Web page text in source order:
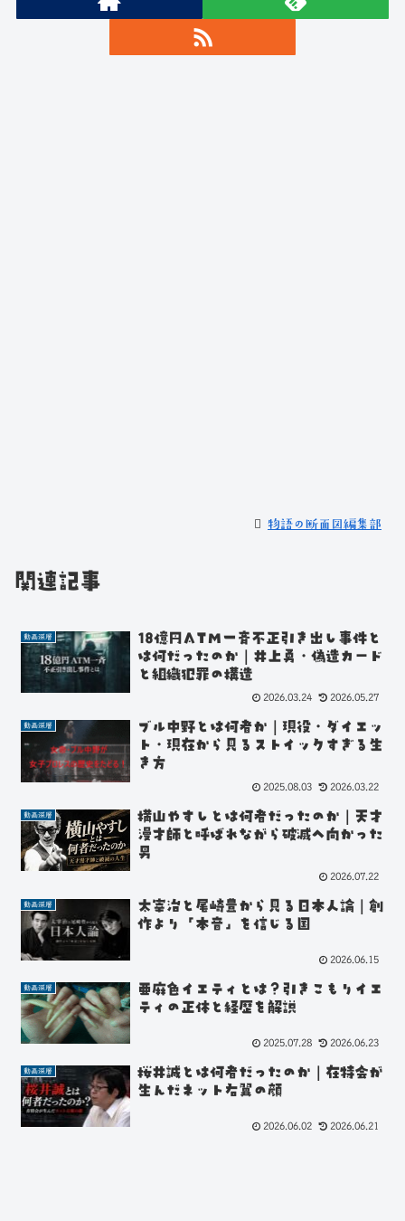
物語の断面図編集部
関連記事
動画深層
18億円ATM一斉不正引き出し事件と
は何だったのか｜井上勇・偽造カード
と組織犯罪の構造
2026.03.24 2026.05.27
動画深層
ブル中野とは何者か｜現役・ダイエッ
ト・現在から見るストイックすぎる生
き方
2025.08.03 2026.03.22
動画深層
横山やすしとは何者だったのか｜天才
漫才師と呼ばれながら破滅へ向かった
男
2026.07.22
動画深層
太宰治と尾崎豊から見る日本人論｜創
作より「本音」を信じる国
2026.06.15
動画深層
亜麻色イエティとは？引きこもりイエ
ティの正体と経歴を解説
2025.07.28 2026.06.23
動画深層
桜井誠とは何者だったのか｜在特会が
生んだネット右翼の顔
2026.06.02 2026.06.21